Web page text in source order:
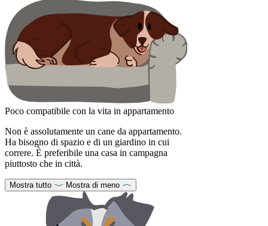
Poco compatibile con la vita in appartamento
Non è assolutamente un cane da appartamento.
Ha bisogno di spazio e di un giardino in cui
correre. È preferibile una casa in campagna
piuttosto che in città.
Mostra tutto Mostra di meno